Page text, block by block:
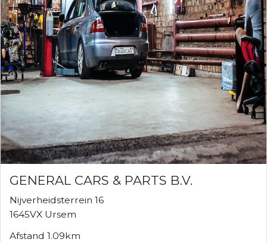
GENERAL CARS & PARTS B.V.
Nijverheidsterrein 16
1645VX Ursem
Afstand 1.09km